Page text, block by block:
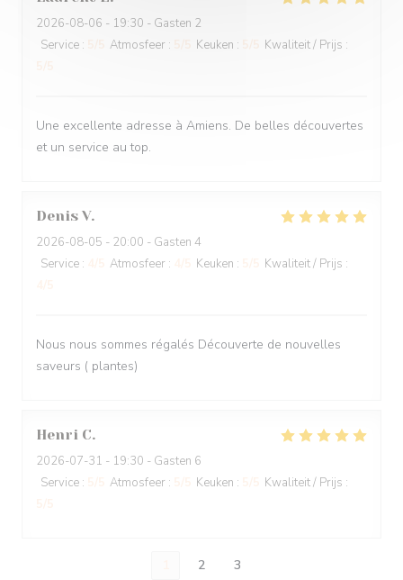
2026-08-06 - 19:30 - Gasten 2
Service : Atmosfeer : Keuken : Kwaliteit / Prijs :
Une excellente adresse à Amiens. De belles découvertes
et un service au top.
Denis V
2026-08-05 - 20:00 - Gasten 4
Service : Atmosfeer : Keuken : Kwaliteit / Prijs :
Nous nous sommes régalés Découverte de nouvelles
saveurs ( plantes)
Henri C
2026-07-31 - 19:30 - Gasten 6
Service : Atmosfeer : Keuken : Kwaliteit / Prijs :
2 3